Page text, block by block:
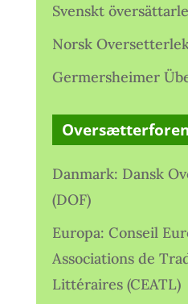
Svenskt
Norsk
Germersheimer
Danmark: Dansk
(DOF)
Europa: Conseil
Associations de
Littéraires (CEATL)